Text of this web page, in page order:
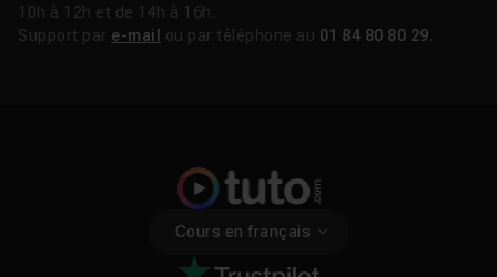
10h à 12h et de 14h à 16h.
Support par e-mail ou par téléphone au 01 84 80 80 29
Cours en français